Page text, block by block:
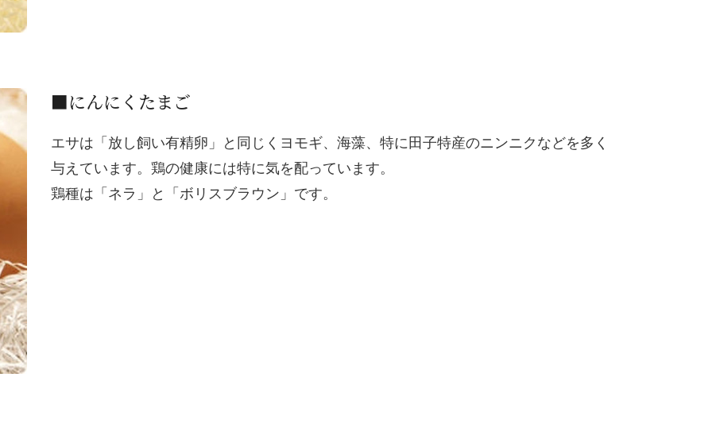
■にんにくたまご
エサは「放し飼い有精卵」と同じくヨモギ、海藻、特に田子特産のニンニクなどを多く
与えています。鶏の健康には特に気を配っています。
鶏種は「ネラ」と「ボリスブラウン」です。